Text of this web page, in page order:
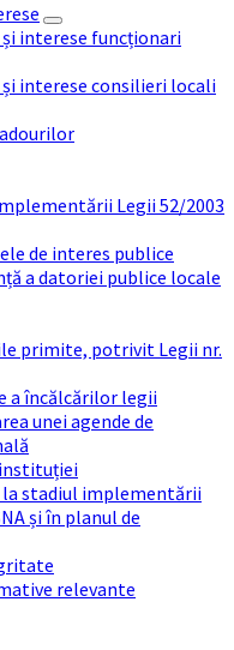
și interese funcționari
și interese consilieri locali
Legii 52/2003
de interes publice
a datoriei publice locale
primite, potrivit Legii nr.
a încălcărilor legii
unei agende de
stadiul implementării
și în planul de
relevante